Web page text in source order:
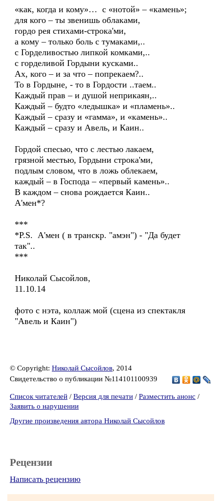
«как, когда и кому»… с «нотой» – «камень»;
для кого – ты звенишь облаками,
гордо рея стихами-строка'ми,
а кому – только боль с тумаками,..
с Горделивостью липкой комками,..
с горделивой Гордыни кусками..
Ах, кого – и за что – попрекаем?..
То в Гордыне, - то в Гордости ..таем..
Каждый прав – и душой неприкаян,..
Каждый – будто «ледышка» и «пламень»..
Каждый – сразу и «гамма», и «камень»..
Каждый – сразу и Авель, и Каин..
Гордой спесью, что с лестью лакаем,
грязной местью, Гордыни строка'ми,
подлым словом, что в ложь облекаем,
каждый – в Господа – «первый камень»..
В каждом – снова рождается Каин..
А'мен*?
***
*P.S. А'мен ( в транскр. "амэн") - "Да будет
так"..
***
Николай Сысойлов,
11.10.14
фото с нэта, коллаж мой (сцена из спектакля
"Авель и Каин")
© Copyright: Николай Сысойлов, 2014
Свидетельство о публикации №114101100939
Список читателей / Версия для печати / Разместить анонс /
Заявить о нарушении
Другие произведения автора Николай Сысойлов
Рецензии
Написать рецензию